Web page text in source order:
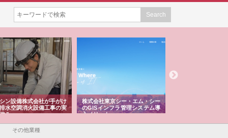
ン設備株式会社が手がけ
水空調消火設備工事の実
み
株式会社東京シー・エム・シー
のGISインフラ管理システム導
入メリット
その他業種